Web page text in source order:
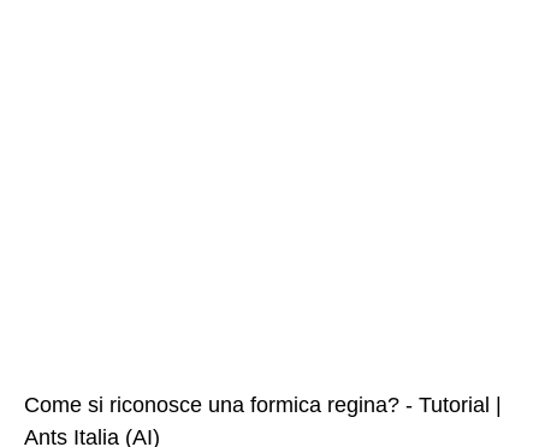
Come si riconosce una formica regina? - Tutorial |
Ants Italia (AI)